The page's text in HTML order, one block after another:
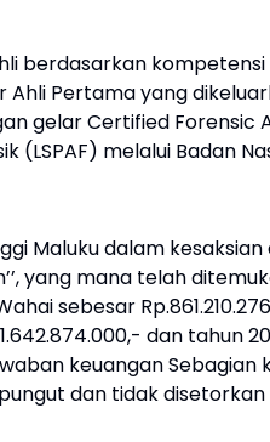
berdasarkan
Pertama yang
gelar Certified Forensic
(LSPAF) melalui Badan
Maluku dalam
yang mana telah
sebesar
dan tahun
keuangan Sebagian
dan tidak disetorkan